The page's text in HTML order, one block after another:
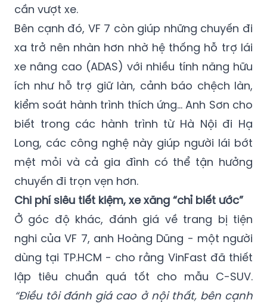
cần vượt xe.
Bên cạnh đó, VF 7 còn giúp những chuyến đi
xa trở nên nhàn hơn nhờ hệ thống hỗ trợ lái
xe nâng cao (ADAS) với nhiều tính năng hữu
ích như hỗ trợ giữ làn, cảnh báo chệch làn,
kiểm soát hành trình thích ứng… Anh Sơn cho
biết trong các hành trình từ Hà Nội đi Hạ
Long, các công nghệ này giúp người lái bớt
mệt mỏi và cả gia đình có thể tận hưởng
chuyến đi trọn vẹn hơn.
Chi phí siêu tiết kiệm, xe xăng “chỉ biết ước”
Ở góc độ khác, đánh giá về trang bị tiện
nghi của VF 7, anh Hoàng Dũng - một người
dùng tại TP.HCM - cho rằng VinFast đã thiết
lập tiêu chuẩn quá tốt cho mẫu C-SUV.
“Điều tôi đánh giá cao ở nội thất, bên cạnh